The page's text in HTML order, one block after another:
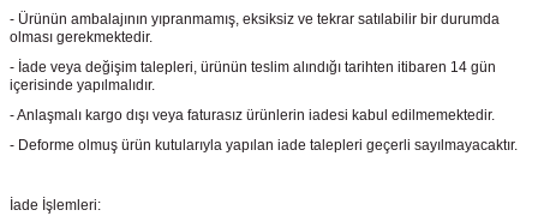
- Ürünün ambalajının yıpranmamış, eksiksiz ve tekrar satılabilir bir durumda
olması gerekmektedir.
- İade veya değişim talepleri, ürünün teslim alındığı tarihten itibaren 14 gün
içerisinde yapılmalıdır.
- Anlaşmalı kargo dışı veya faturasız ürünlerin iadesi kabul edilmemektedir.
- Deforme olmuş ürün kutularıyla yapılan iade talepleri geçerli sayılmayacaktır.
İade İşlemleri: